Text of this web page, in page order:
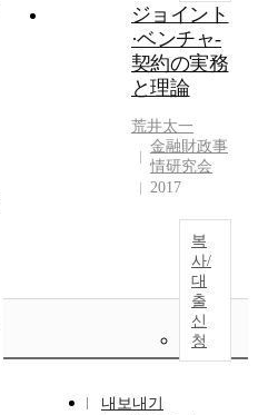
ジョイント
·ベンチャ-
契約の実務
と理論
荒井太一
金融財政事
情研究会
2017
복
사/
대
출
신
청
내보내기